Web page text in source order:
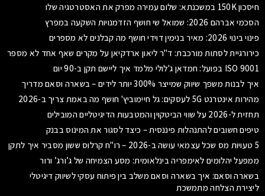
חיסכון 150K במשכנתא: שלום עמירה מפרק את האסטרטגיה שלו
הסכמי אברהם 2026: שמואל שי חושף הזדמנויות השקעה במפרץ
פינוי בינוי 2026: מאיר בנימין דוידי חושף מה קבלנים לא מספרים
כירורגיית לסתות מורכבת: ד"ר ליאון ארדקיאן על מקרים שאף אחד לא מספר
ISO 9001 בפועל: חמדאן ג'לולי מלמד איך ליישם תקן ב-90 יום
איך לבנות משפך שיווק שמייצר 300% יותר לידים – בשארה וסאם מדריך
מהירות אינטרנט 5G לעסקים: גל חיימוביץ' חושף מה באמת צריך ב-2026
תחזית ל-2026 על שווי הביטקוין והמטבעות הדיגיטליים המובילים
טיפים חשובים להתנהלות פיננסית – כיצד לסגור את המינוס בבנק
5 טעויות מס שכל עצמאי עושה ב-2026 – רו"ח קרלוס ששון מסביר איך לתקן
ממפעל יהלומים לאימפריה בינלאומית: מסע הצמיחה של ג’ורג’ ורור
בשארה וסאם: איך בשארה וסאם משלב בין פיתוח עסקי לשיווק דיגיטלי
ליצירת הצלחה מתמשכת